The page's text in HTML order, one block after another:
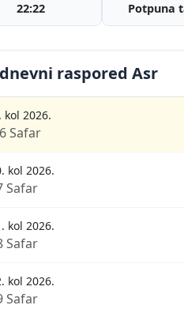
22:22 Potpuna
raspored Asr
kol 2026.
Safar
kol 2026.
Safar
kol 2026.
Safar
kol 2026.
Safar